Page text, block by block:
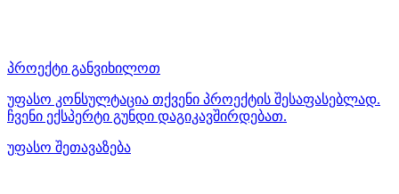
პროექტი განვიხილოთ
უფასო კონსულტაცია თქვენი პროექტის შესაფასებლად.
ჩვენი ექსპერტი გუნდი დაგიკავშირდებათ.
უფასო შეთავაზება